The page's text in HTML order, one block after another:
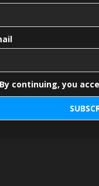
continuing, you